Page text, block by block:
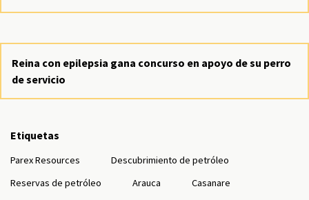
Reina con epilepsia gana concurso en apoyo de su perro
de servicio
Etiquetas
Parex Resources
Descubrimiento de petróleo
Reservas de petróleo
Arauca
Casanare